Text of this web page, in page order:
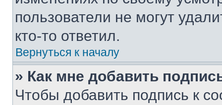
пользователи не могут
кто-то ответил.
Вернуться к началу
» Как мне добавить
Чтобы добавить подпись к